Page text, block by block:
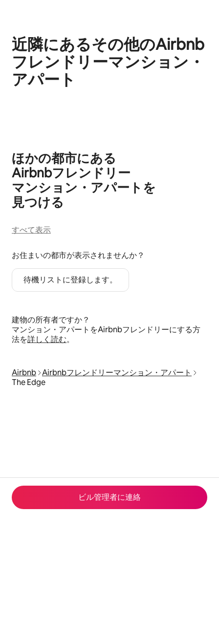
ビル管理者に連⁠絡
近隣にあるその他のAirbnb
フレンドリーマンション・
アパート
ほかの都市にある
Airbnb⁠フ⁠レ⁠ン⁠ド⁠リ⁠ー
マ⁠ン⁠シ⁠ョ⁠ン⁠・ア⁠パ⁠ー⁠ト⁠を
見⁠つ⁠け⁠る
すべて表示
お住まいの都市が表示されませんか？
待機リストに登録します。
建物の所有者ですか？
マンション・アパートをAirbnbフレンドリーにする方
法を詳しく読む。
Airbnb Airbnbフレンドリーマンション・アパート
The Edge